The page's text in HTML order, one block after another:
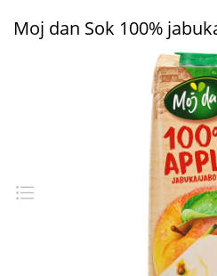
Moj dan Sok 100%